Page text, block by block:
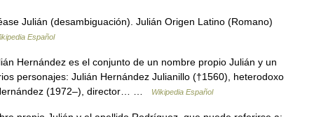
Julián (desambiguación). Julián Origen Latino (Romano)
Español
Hernández es el conjunto de un nombre propio Julián y un
personajes: Julián Hernández Julianillo (†1560), heterodoxo
(1972–), director… …
Wikipedia Español